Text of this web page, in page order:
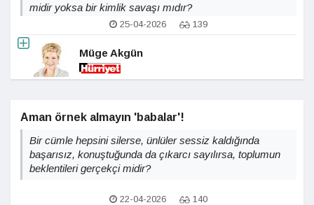
midir yoksa bir kimlik savaşı mıdır?
25-04-2026 139
Müge Akgün
Aman örnek almayın 'babalar'!
Bir cümle hepsini silerse, ünlüler sessiz kaldığında
başarısız, konuştuğunda da çıkarcı sayılırsa, toplumun
beklentileri gerçekçi midir?
22-04-2026 140